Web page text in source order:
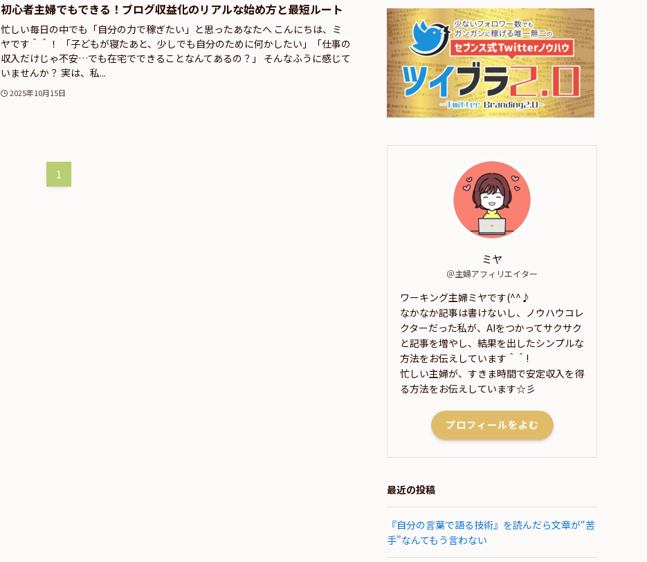
初心者主婦でもできる！ブログ収益化のリアルな始め方と最短ルート
忙しい毎日の中でも「自分の力で稼ぎたい」と思ったあなたへ こんにちは、ミ
ヤです＾＾！ 「子どもが寝たあと、少しでも自分のために何かしたい」「仕事の
収入だけじゃ不安…でも在宅でできることなんてあるの？」 そんなふうに感じて
いませんか？ 実は、私...
2025年10月15日
1
ミヤ
＠主婦アフィリエイター
ワーキング主婦ミヤです(^^♪
なかなか記事は書けないし、ノウハウコレ
クターだった私が、AIをつかってサクサク
と記事を増やし、結果を出したシンプルな
方法をお伝えしています＾＾!
忙しい主婦が、すきま時間で安定収入を得
る方法をお伝えしています☆彡
プロフィールをよむ
最近の投稿
『自分の言葉で語る技術』を読んだら文章が“苦
手”なんてもう言わない